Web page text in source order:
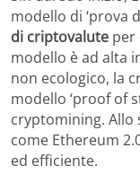
modello di ‘prova
di criptovalute per
modello è ad alta
non ecologico, la
modello ‘proof of
cryptomining. Allo
come Ethereum
ed efficiente.